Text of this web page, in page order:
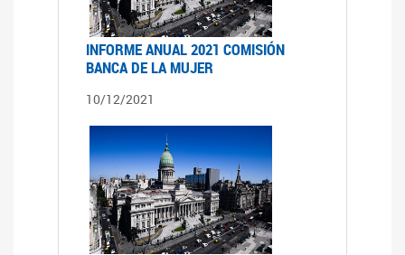
INFORME ANUAL 2021 COMISIÓN
BANCA DE LA MUJER
10/12/2021